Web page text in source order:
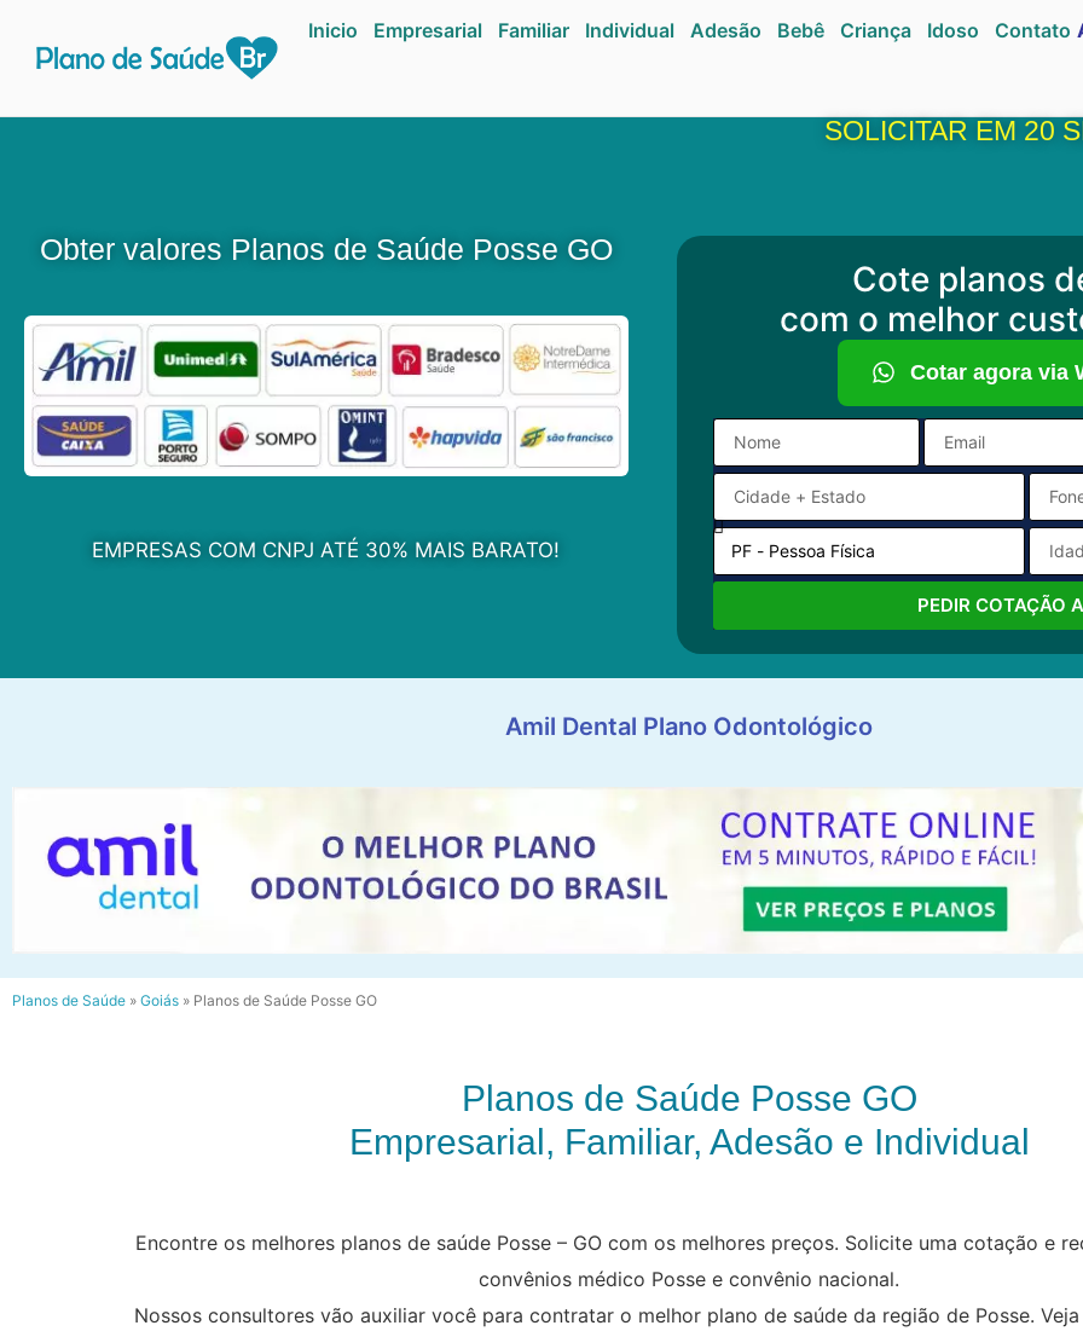
Inicio Empresarial Familiar Individual Adesão Bebê Criança Idoso Contato
Obter valores Planos de Saúde Posse GO
EMPRESAS COM CNPJ ATÉ 30% MAIS BARATO!
SOLICITAR EM 20
Cote planos
com o melhor
Cotar agora via
PEDIR COTAÇÃO
Amil Dental Plano Odontológico
Planos de Saúde » Goiás » Planos de Saúde Posse GO
Planos de Saúde Posse GO
Empresarial, Familiar, Adesão e Individual
Encontre os melhores planos de saúde Posse – GO com os melhores preços. Solicite uma cotação e
convênios médico Posse e convênio nacional.
Nossos consultores vão auxiliar você para contratar o melhor plano de saúde da região de Posse.